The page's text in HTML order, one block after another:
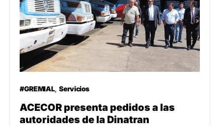
#GREMIAL Servicios
ACECOR presenta pedidos a las
autoridades de la Dinatran